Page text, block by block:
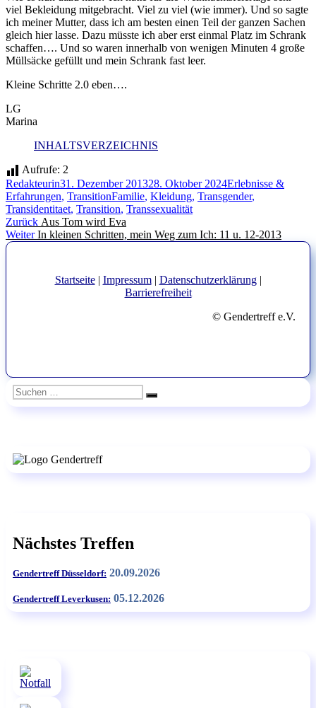
viel Bekleidung mitgebracht. Viel zu viel (wie immer). Und so sagte
ich meiner Mutter, dass ich am besten einen Teil der ganzen Sachen
gleich hier lasse. Dazu müsste ich aber erst einmal Platz im Schrank
schaffen…. Und so waren innerhalb von wenigen Minuten 4 große
Müllsäcke gefüllt und mein Schrank fast leer.
Kleine Schritte 2.0 eben….
LG
Marina
INHALTSVERZEICHNIS
Aufrufe: 2
Autor
RedakteurinVeröffentlicht
am
31. Dezember 201328. Oktober 2024Kategorien
Erlebnisse &
Erfahrungen, TransitionSchlagwörter
Familie, Kleidung, Transgender,
Transidentitaet, Transition, Transsexualität
Beitragsnavigation
Zurück Vorheriger
Beitrag:
Aus Tom wird Eva
Weiter Nächster
In kleinen Schritten, mein Weg zum Ich: 11 u. 12-2013
Startseite| Impressum| Datenschutzerklärung|
Barrierefreiheit
© Gendertreff e.V.
Suchen
nach:
Suchen
Nächstes Treffen
Gendertreff Düsseldorf: 20.09.2026
Gendertreff Leverkusen: 05.12.2026